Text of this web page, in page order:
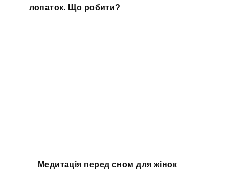
лопаток. Що робити?
Медитація перед сном для жінок